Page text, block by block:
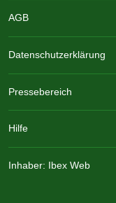
AGB
Datenschutzerklärung
Pressebereich
Hilfe
Inhaber: Ibex Web